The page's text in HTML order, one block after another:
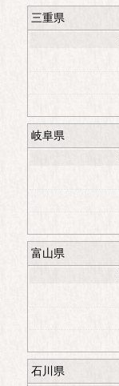
三重県
岐阜県
富山県
石川県